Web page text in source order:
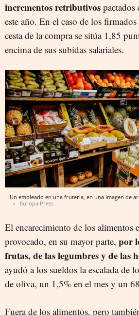
incrementos retributivos pactados
este año. En el caso de los
cesta de la compra se sitúa 1,85
encima de sus subidas salariales.
Un empleado en una frutería, en una imagen de
Europa Press
El encarecimiento de los alimentos
provocado, en su mayor parte, por
frutas, de las legumbres y de las
ayudó a los sueldos la escalada de
de oliva, un 1,5% en el mes y un
Fuera de los alimentos, pero